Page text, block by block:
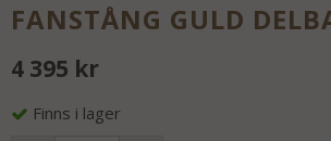
FANSTÅNG GULD
4 395 kr
Finns i lager